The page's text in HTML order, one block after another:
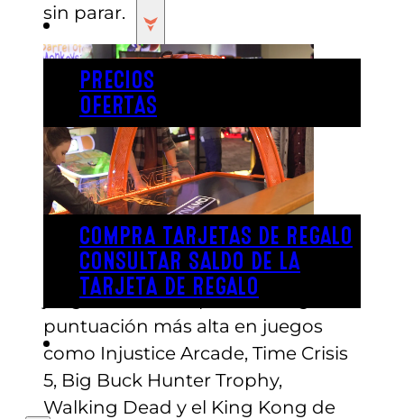
PRECIOS
PRECIOS
OFERTAS
COMPRAR ENTRADAS
TARJETAS DE REGALO
COMPRA TARJETAS DE REGALO
CONSULTAR SALDO DE LA
TARJETA DE REGALO
ENGLISH
sin parar.
Entra en la gigantesca arena de
juegos de Austin para conseguir la
puntuación más alta en juegos
como Injustice Arcade, Time Crisis
5, Big Buck Hunter Trophy,
Walking Dead y el King Kong de